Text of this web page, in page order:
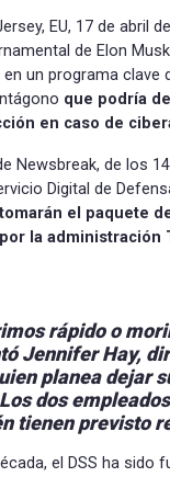
EU, 17 de abril
de Elon
en un programa clave
que podría
en caso de
Newsbreak, de los
Digital de
el paquete
la administración
rápido o
Jennifer Hay,
planea dejar
dos
tienen previsto
el DSS ha sido